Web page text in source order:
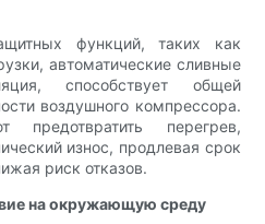
функций, таких как
автоматические сливные
способствует общей
воздушного компрессора.
перегрев,
износ, продлевая срок
риск отказов.
на окружающую среду